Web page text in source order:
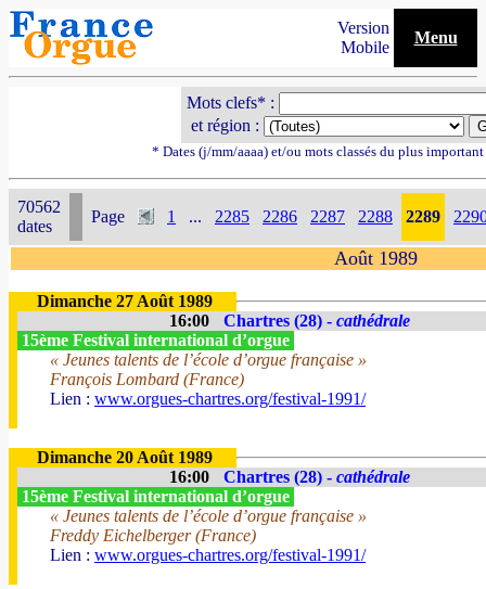
Version
Mobile
Menu
Mots clefs* :
et région :
* Dates (j/mm/aaaa) et/ou mots classés du plus
70562
dates
Page 1 ... 2285 2286 2287 2288 2289
Août 1989
Dimanche 27 Août 1989
16:00
Chartres (28) - cathédrale
15ème Festival international d’orgue
« Jeunes talents de l’école d’orgue française »
François Lombard (France)
Lien : www.orgues-chartres.org/festival-1991/
Dimanche 20 Août 1989
16:00
Chartres (28) - cathédrale
15ème Festival international d’orgue
« Jeunes talents de l’école d’orgue française »
Freddy Eichelberger (France)
Lien : www.orgues-chartres.org/festival-1991/